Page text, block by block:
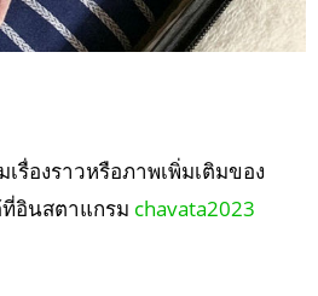
รื่องราวหรือภาพเพิ่มเติมของ
ที่อินสตาแกรม chavata2023